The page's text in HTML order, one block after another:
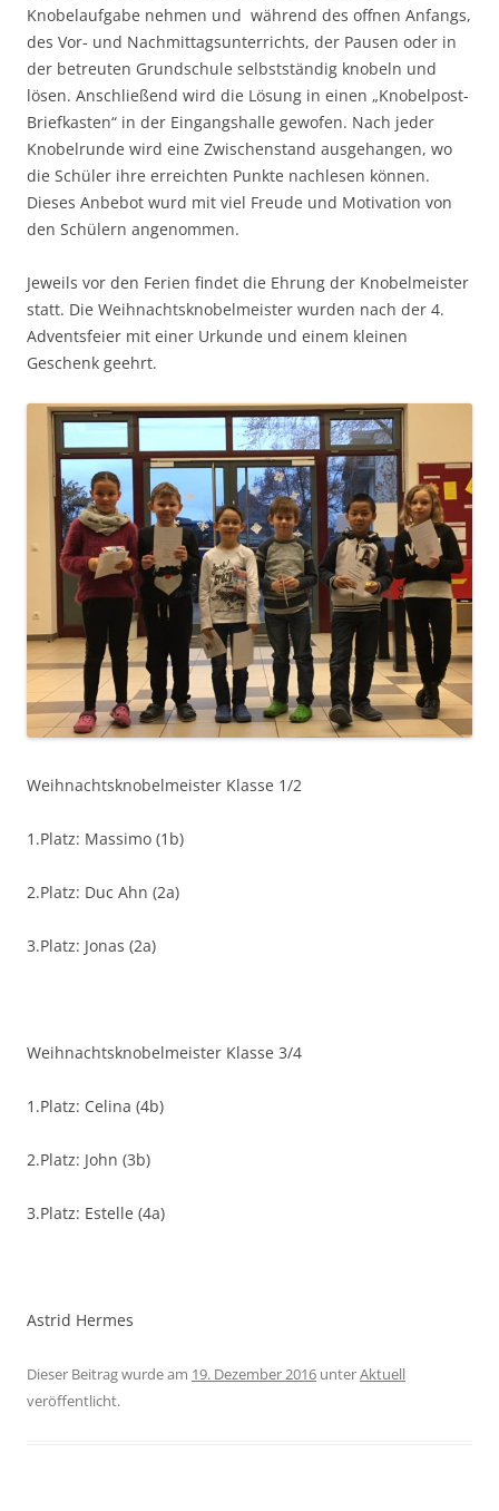
Knobelaufgabe nehmen und während des offnen Anfangs,
des Vor- und Nachmittagsunterrichts, der Pausen oder in
der betreuten Grundschule selbstständig knobeln und
lösen. Anschließend wird die Lösung in einen „Knobelpost-
Briefkasten“ in der Eingangshalle gewofen. Nach jeder
Knobelrunde wird eine Zwischenstand ausgehangen, wo
die Schüler ihre erreichten Punkte nachlesen können.
Dieses Anbebot wurd mit viel Freude und Motivation von
den Schülern angenommen.
Jeweils vor den Ferien findet die Ehrung der Knobelmeister
statt. Die Weihnachtsknobelmeister wurden nach der 4.
Adventsfeier mit einer Urkunde und einem kleinen
Geschenk geehrt.
Weihnachtsknobelmeister Klasse 1/2
1.Platz: Massimo (1b)
2.Platz: Duc Ahn (2a)
3.Platz: Jonas (2a)
Weihnachtsknobelmeister Klasse 3/4
1.Platz: Celina (4b)
2.Platz: John (3b)
3.Platz: Estelle (4a)
Astrid Hermes
Dieser Beitrag wurde am 19. Dezember 2016 unterAktuell
veröffentlicht.